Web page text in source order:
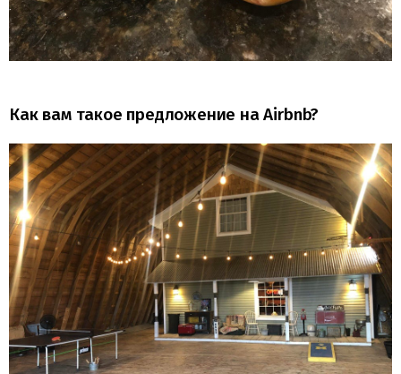
Как вам такое предложение на Airbnb?